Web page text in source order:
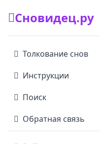
Сновидец.ру
Толкование снов
Инструкции
Поиск
Обратная связь